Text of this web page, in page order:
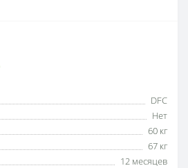
DFC
Нет
60 кг
67 кг
12 месяцев